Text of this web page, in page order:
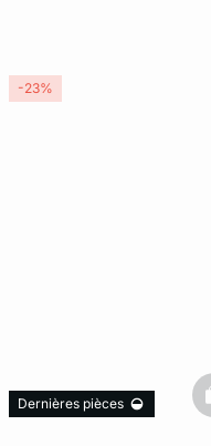
Dernières pièces
-23%